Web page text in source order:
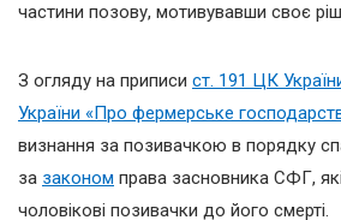
частини позову, мотивувавши своє
З огляду на приписи ст. 191 ЦК
України «Про фермерське
визнання за позивачкою в порядку
за законом права засновника СФГ,
чоловікові позивачки до його смерті.